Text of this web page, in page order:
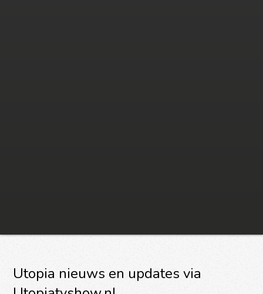
Utopia nieuws en updates via